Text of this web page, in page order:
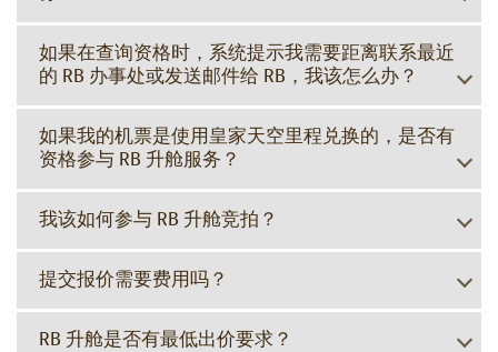
如果在查询资格时，系统提示我需要距离联系最近
的 RB 办事处或发送邮件给 RB，我该怎么办？
如果我的机票是使用皇家天空里程兑换的，是否有
资格参与 RB 升舱服务？
我该如何参与 RB 升舱竞拍？
提交报价需要费用吗？
RB 升舱是否有最低出价要求？